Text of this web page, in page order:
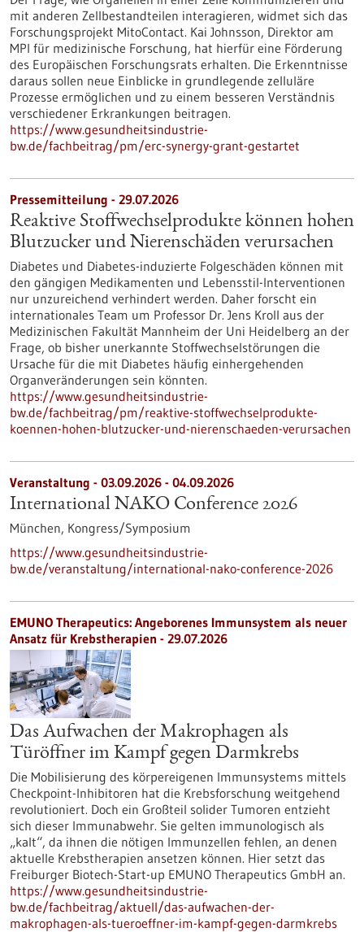
mit anderen Zellbestandteilen interagieren, widmet sich das
Forschungsprojekt MitoContact. Kai Johnsson, Direktor am
MPI für medizinische Forschung, hat hierfür eine Förderung
des Europäischen Forschungsrats erhalten. Die Erkenntnisse
daraus sollen neue Einblicke in grundlegende zelluläre
Prozesse ermöglichen und zu einem besseren Verständnis
verschiedener Erkrankungen beitragen.
https://www.gesundheitsindustrie-
bw.de/fachbeitrag/pm/erc-synergy-grant-gestartet
Pressemitteilung - 29.07.2026
Reaktive Stoffwechselprodukte können hohen
Blutzucker und Nierenschäden verursachen
Diabetes und Diabetes-induzierte Folgeschäden können mit
den gängigen Medikamenten und Lebensstil-Interventionen
nur unzureichend verhindert werden. Daher forscht ein
internationales Team um Professor Dr. Jens Kroll aus der
Medizinischen Fakultät Mannheim der Uni Heidelberg an der
Frage, ob bisher unerkannte Stoffwechselstörungen die
Ursache für die mit Diabetes häufig einhergehenden
Organveränderungen sein könnten.
https://www.gesundheitsindustrie-
bw.de/fachbeitrag/pm/reaktive-stoffwechselprodukte-
koennen-hohen-blutzucker-und-nierenschaeden-verursachen
Veranstaltung - 03.09.2026 - 04.09.2026
International NAKO Conference 2026
München, Kongress/Symposium
https://www.gesundheitsindustrie-
bw.de/veranstaltung/international-nako-conference-2026
EMUNO Therapeutics: Angeborenes Immunsystem als neuer
Ansatz für Krebstherapien - 29.07.2026
Das Aufwachen der Makrophagen als
Türöffner im Kampf gegen Darmkrebs
Die Mobilisierung des körpereigenen Immunsystems mittels
Checkpoint-Inhibitoren hat die Krebsforschung weitgehend
revolutioniert. Doch ein Großteil solider Tumoren entzieht
sich dieser Immunabwehr. Sie gelten immunologisch als
„kalt“, da ihnen die nötigen Immunzellen fehlen, an denen
aktuelle Krebstherapien ansetzen können. Hier setzt das
Freiburger Biotech-Start-up EMUNO Therapeutics GmbH an.
https://www.gesundheitsindustrie-
bw.de/fachbeitrag/aktuell/das-aufwachen-der-
makrophagen-als-tueroeffner-im-kampf-gegen-darmkrebs